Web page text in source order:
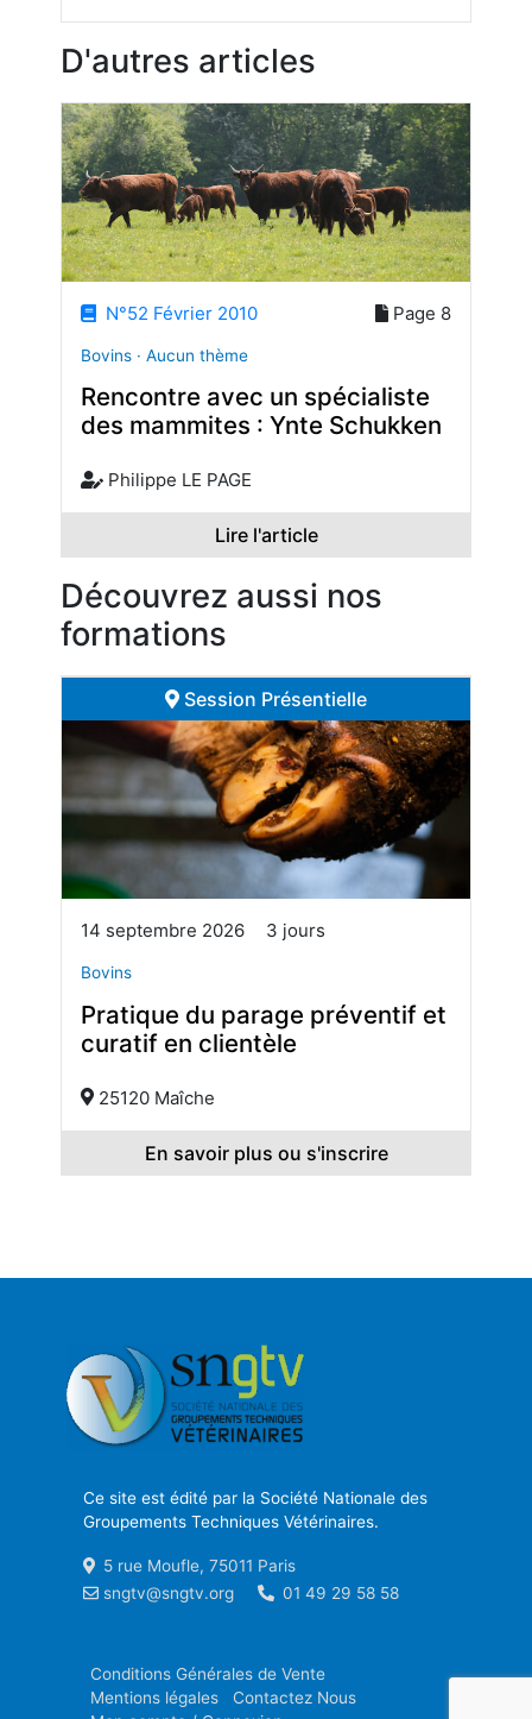
D'autres articles
N°52 Février 2010 Page 8
Bovins · Aucun thème
Rencontre avec un spécialiste
des mammites : Ynte Schukken
Philippe LE PAGE
Lire l'article
Découvrez aussi nos
formations
Session Présentielle
14 septembre 2026 3 jours
Bovins
Pratique du parage préventif et
curatif en clientèle
25120 Maîche
En savoir plus ou s'inscrire
Ce site est édité par la Société Nationale des
Groupements Techniques Vétérinaires.
5 rue Moufle, 75011 Paris
sngtv@sngtv.org
01 49 29 58 58
Conditions Générales de Vente
Mentions légales
Contactez Nous